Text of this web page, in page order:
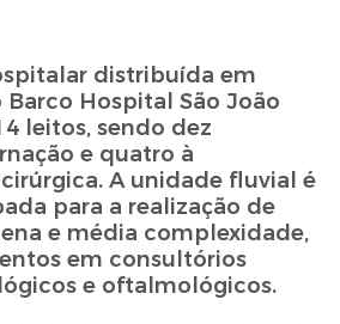
distribuída em
Hospital São João
leitos, sendo dez
e quatro à
A unidade fluvial é
para a realização de
e média complexidade,
em consultórios
e oftalmológicos.